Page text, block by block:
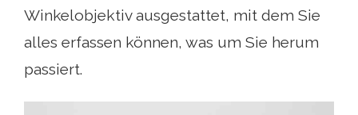
Winkelobjektiv ausgestattet, mit dem Sie
alles erfassen können, was um Sie herum
passiert.